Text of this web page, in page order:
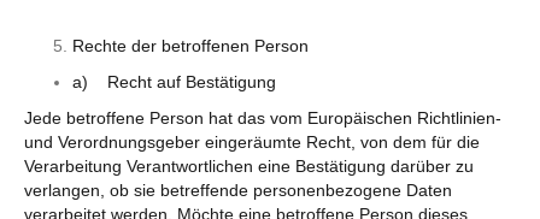
Rechte der betroffenen Person
a) Recht auf Bestätigung
Jede betroffene Person hat das vom Europäischen Richtlinien-
und Verordnungsgeber eingeräumte Recht, von dem für die
Verarbeitung Verantwortlichen eine Bestätigung darüber zu
verlangen, ob sie betreffende personenbezogene Daten
verarbeitet werden. Möchte eine betroffene Person dieses